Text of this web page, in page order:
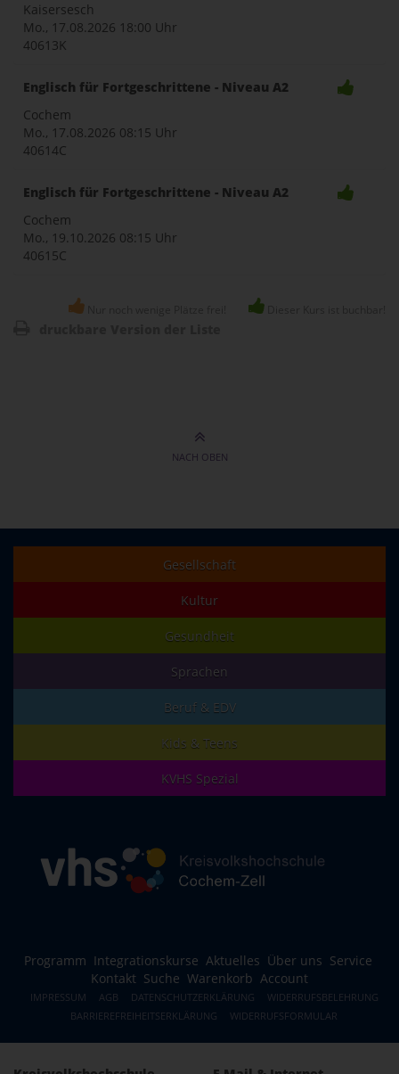
Kaisersesch
Mo., 17.08.2026 18:00 Uhr
40613K
Englisch für Fortgeschrittene - Niveau A2
Cochem
Mo., 17.08.2026 08:15 Uhr
40614C
Englisch für Fortgeschrittene - Niveau A2
Cochem
Mo., 19.10.2026 08:15 Uhr
40615C
NACH OBEN
Gesellschaft
Kultur
Gesundheit
Sprachen
Beruf & EDV
Kids & Teens
KVHS Spezial
Programm Integrationskurse Aktuelles Über uns Service
Kontakt Suche Warenkorb Account
IMPRESSUM AGB DATENSCHUTZERKLÄRUNG
WIDERRUFSBELEHRUNG
BARRIEREFREIHEITSERKLÄRUNG
WIDERRUFSFORMULAR